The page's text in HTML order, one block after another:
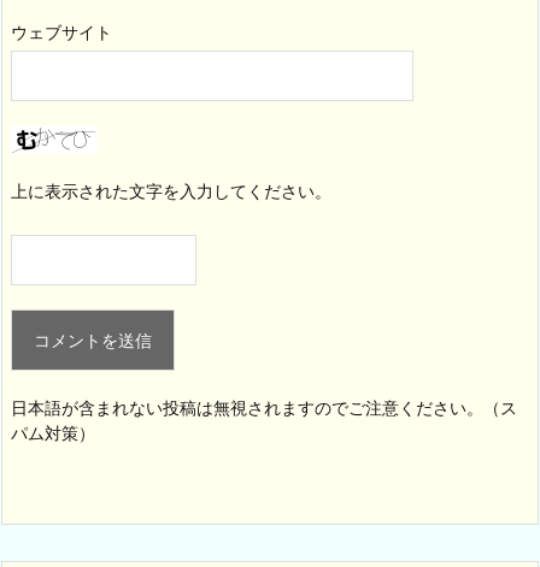
ウェブサイト
上に表示された文字を入力してください。
日本語が含まれない投稿は無視されますのでご注意ください。（ス
パム対策）